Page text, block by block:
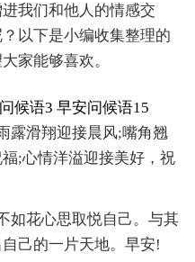
我们和他人的情感交
以下是小编收集整理的
家能够喜欢。
露滑翔迎接晨风;嘴角翘
;心情洋溢迎接美好，祝
如花心思取悦自己。与其
己的一片天地。早安!
候语3 早安问候语15